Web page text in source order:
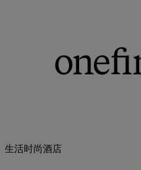
生活时尚酒店